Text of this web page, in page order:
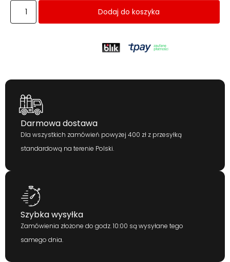
Dodaj do koszyka
Darmowa dostawa
Dla wszystkich zamówień powyżej 400 zł z przesyłką
standardową na terenie Polski.
Szybka wysyłka
Zamówienia złożone do godz. 10:00 są wysyłane tego
samego dnia.